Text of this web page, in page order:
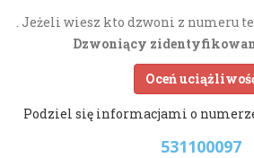
. Jeżeli wiesz kto dzwoni z numeru
Dzwoniący
Oceń
Podziel się informacjami o
531100097